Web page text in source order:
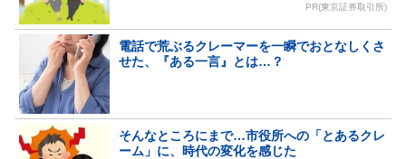
PR(東京証券取引所)
電話で荒ぶるクレーマーを一瞬でおとなしくさ
せた、『ある一言』とは…？
そんなところにまで…市役所への「とあるクレ
ーム」に、時代の変化を感じた